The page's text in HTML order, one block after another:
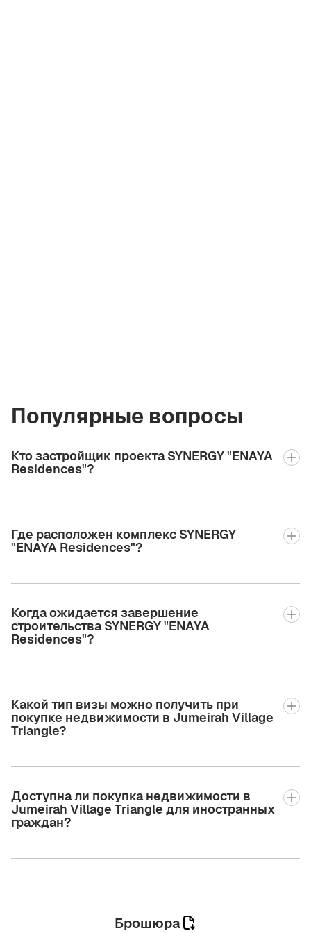
Популярные вопросы
Кто застройщик проекта SYNERGY "ENAYA
Residences"?
Где расположен комплекс SYNERGY
"ENAYA Residences"?
Когда ожидается завершение
строительства SYNERGY "ENAYA
Residences"?
Какой тип визы можно получить при
покупке недвижимости в Jumeirah Village
Triangle?
Доступна ли покупка недвижимости в
Jumeirah Village Triangle для иностранных
граждан?
Брошюра